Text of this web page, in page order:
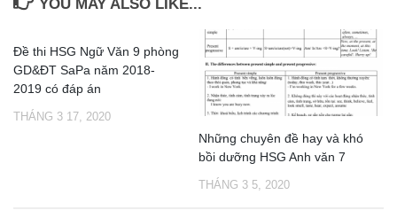
YOU MAY ALSO LIKE...
Đề thi HSG Ngữ Văn 9 phòng
GD&ĐT SaPa năm 2018-
2019 có đáp án
THÁNG 3 17, 2020
Những chuyên đề hay và khó
bồi dưỡng HSG Anh văn 7
THÁNG 3 5, 2020